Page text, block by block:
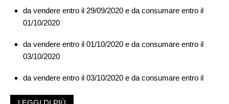
da vendere entro il 29/09/2020 e da consumare entro il
01/10/2020
da vendere entro il 01/10/2020 e da consumare entro il
03/10/2020
da vendere entro il 03/10/2020 e da consumare entro il